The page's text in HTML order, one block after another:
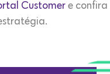
Customer e confira